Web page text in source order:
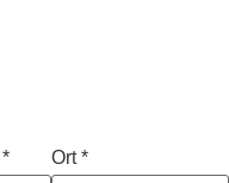
* Ort*